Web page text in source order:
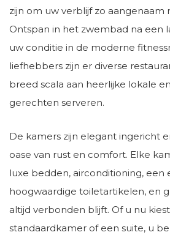
zijn om uw verblijf zo aangenaam
Ontspan in het zwembad na een
uw conditie in de moderne
liefhebbers zijn er diverse
breed scala aan heerlijke lokale
gerechten serveren.
De kamers zijn elegant ingericht
oase van rust en comfort. Elke
luxe bedden, airconditioning,
hoogwaardige toiletartikelen, en
altijd verbonden blijft. Of u nu
standaardkamer of een suite, u